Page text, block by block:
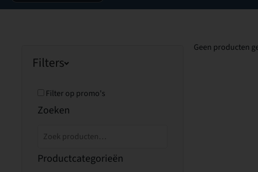
Filters
Filter op promo's
Zoeken
Productcategorieën
Geen producten